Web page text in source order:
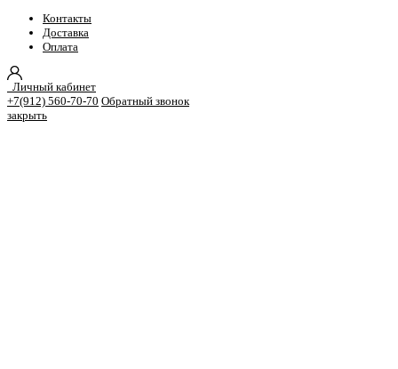
Контакты
Доставка
Оплата
Личный кабинет
+7(912) 560-70-70 Обратный звонок
закрыть